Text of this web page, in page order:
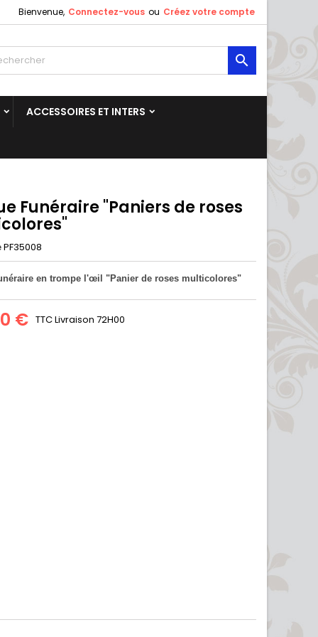
Bienvenue, Connectez-vous ou Créez votre compte

ACCESSOIRES ET INTERS
Funéraire "Paniers de roses
PF35008
en trompe l'œil "Panier de roses multicolores"
€ TTCLivraison 72H00